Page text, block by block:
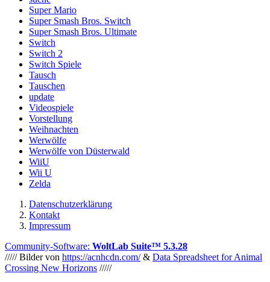
Super Mario
Super Smash Bros. Switch
Super Smash Bros. Ultimate
Switch
Switch 2
Switch Spiele
Tausch
Tauschen
update
Videospiele
Vorstellung
Weihnachten
Werwölfe
Werwölfe von Düsterwald
WiiU
Wii U
Zelda
Datenschutzerklärung
Kontakt
Impressum
Community-Software: WoltLab Suite™ 5.3.28
///// Bilder von https://acnhcdn.com/& Data Spreadsheet for Animal
Crossing New Horizons /////